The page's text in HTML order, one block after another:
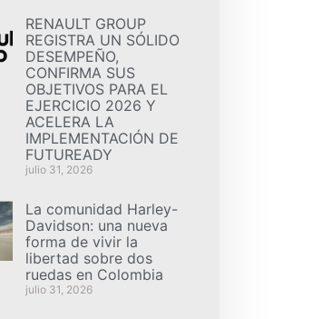
RENAULT GROUP
REGISTRA UN SÓLIDO
DESEMPEÑO,
CONFIRMA SUS
OBJETIVOS PARA EL
EJERCICIO 2026 Y
ACELERA LA
IMPLEMENTACIÓN DE
FUTUREADY
julio 31, 2026
La comunidad Harley-
Davidson: una nueva
forma de vivir la
libertad sobre dos
ruedas en Colombia
julio 31, 2026